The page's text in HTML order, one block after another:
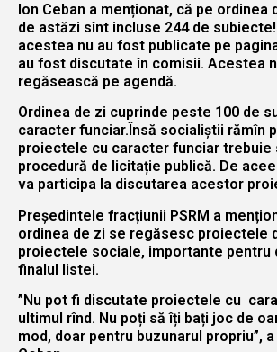
Ion Ceban a menționat, că pe ordinea
de astăzi sînt incluse 244 de
acestea nu au fost publicate pe
au fost discutate în comisii. Acestea
regăsească pe agendă.
Ordinea de zi cuprinde peste 100 de
caracter funciar.Însă socialiștii rămîn
proiectele cu caracter funciar trebuie
procedură de licitație publică. De
va participa la discutarea acestor
Președintele fracțiunii PSRM a
ordinea de zi se regăsesc proiectele
proiectele sociale, importante pentru
finalul listei.
”Nu pot fi discutate proiectele cu
ultimul rînd. Nu poți să îți bați joc de
mod, doar pentru buzunarul propriu”,